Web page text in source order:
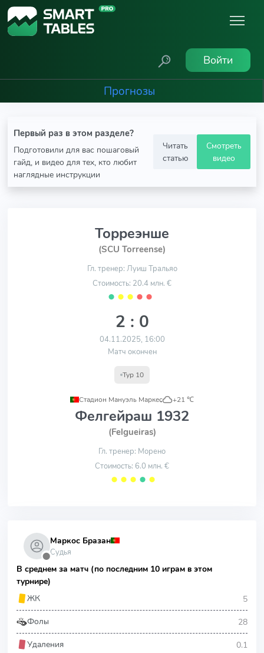
Войти
Прогнозы
Первый раз в этом разделе?
Подготовили для вас пошаговый
гайд, и видео для тех, кто любит
наглядные инструкции
Читать
статью
Смотреть
видео
Торреэнше
(SCU Torreense)
Гл. тренер: Луиш Тральяо
Стоимость: 20.4 млн. €
⬤ ⬤ ⬤ ⬤ ⬤
2 : 0
04.11.2025, 16:00
Матч окончен
Тур 10
Стадион Мануэль Маркес
, +21 ℃
Фелгейраш 1932
(Felgueiras)
Гл. тренер: Морено
Стоимость: 6.0 млн. €
⬤ ⬤ ⬤ ⬤ ⬤
⬤
Маркос Бразан
Судья
В среднем за матч (по последним 10 играм в этом
турнире)
ЖК
5
Фолы 28
Удаления 0.1